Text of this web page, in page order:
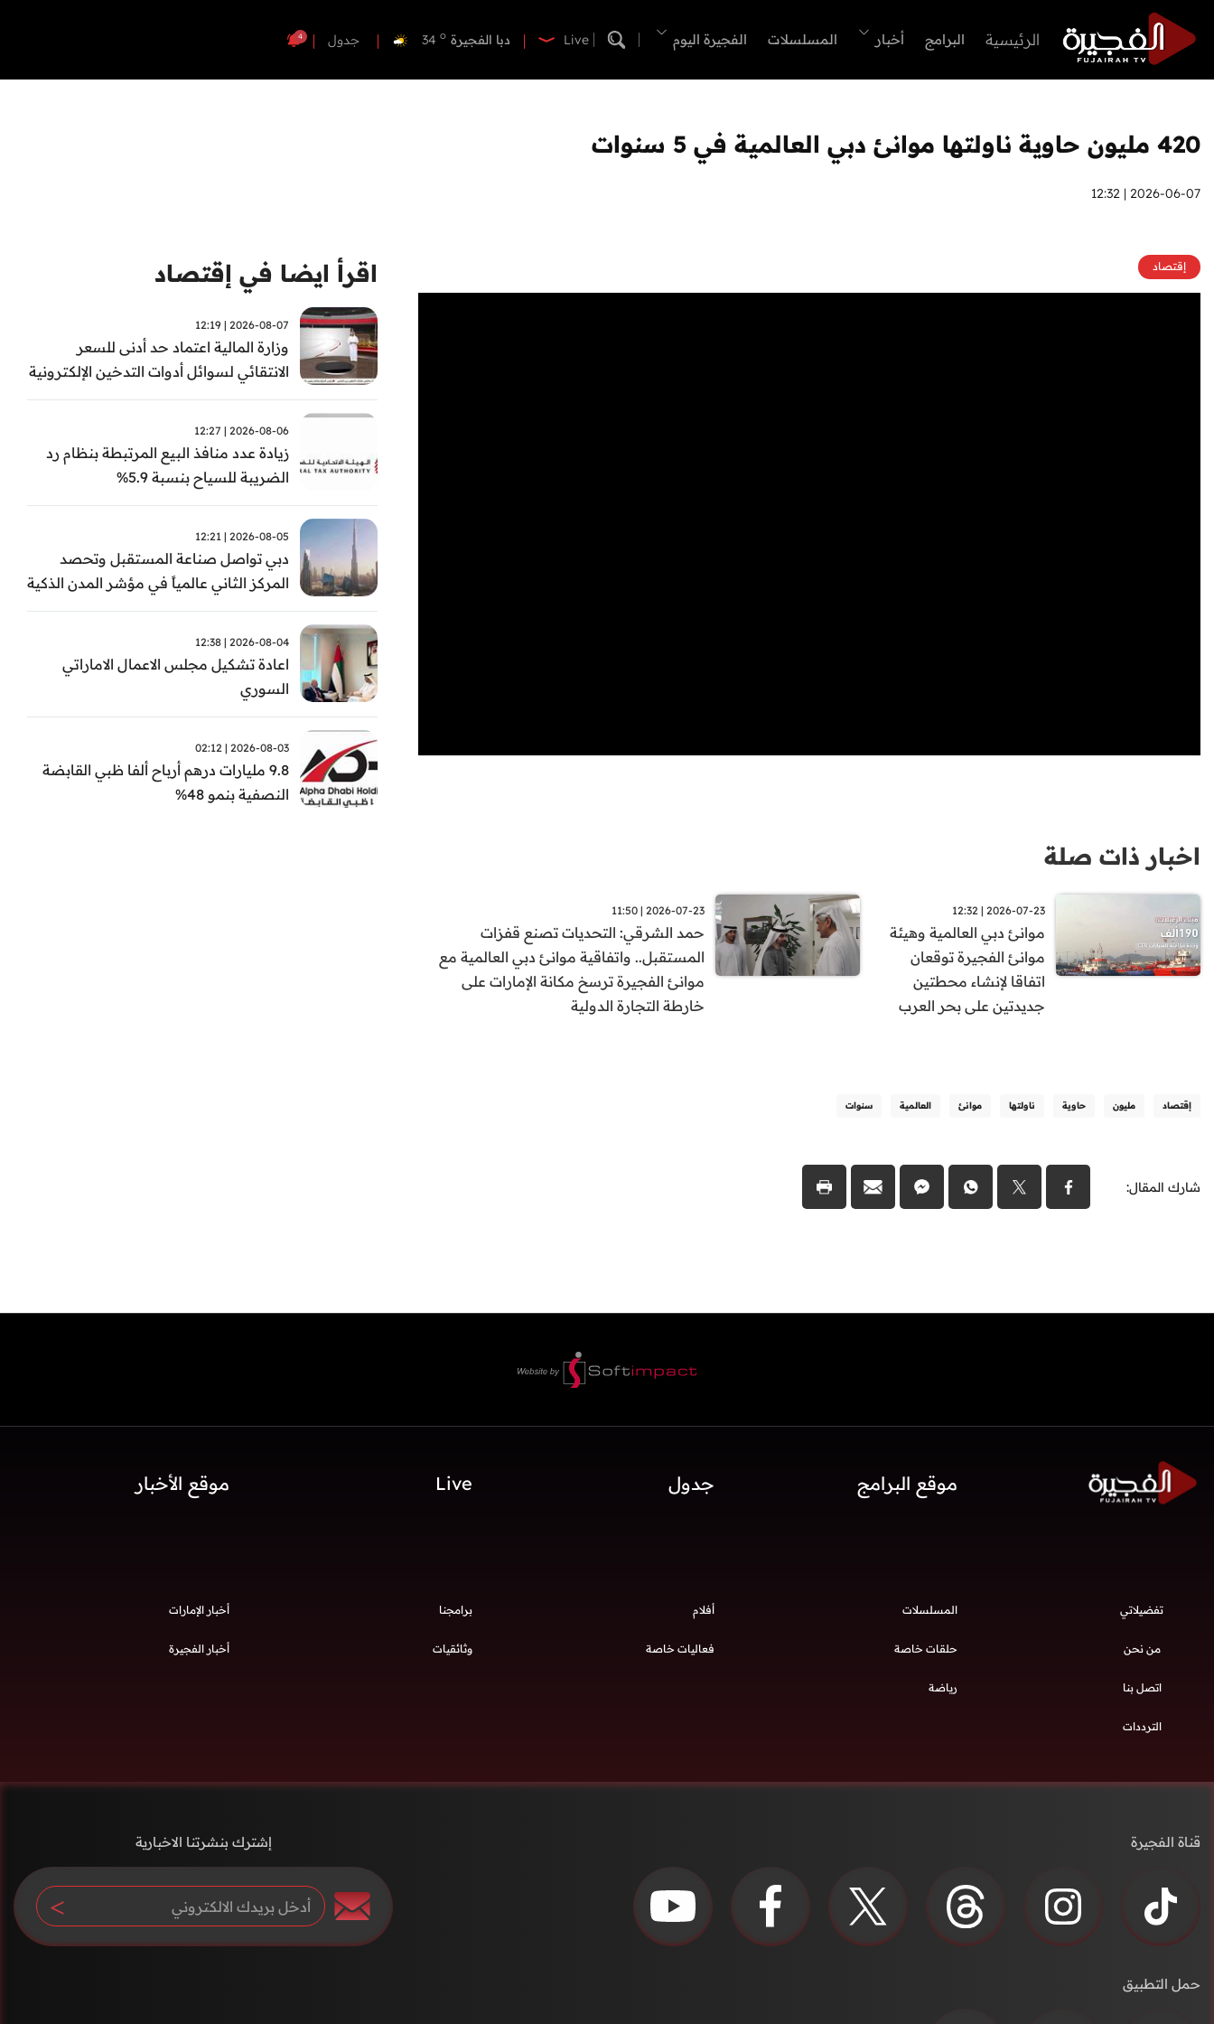
الرئيسية البرامج أخبار المسلسلات الفجيرة اليوم Live دبا الفجيرة 34 o جدول 4
420 مليون حاوية ناولتها موانئ دبي العالمية في 5 سنوات
2026-06-07 | 12:32
إقتصاد
اخبار ذات صلة
2026-07-23 | 12:32
موانئ دبي العالمية وهيئة
موانئ الفجيرة توقعان
اتفاقا لإنشاء محطتين
جديدتين على بحر العرب
2026-07-23 | 11:50
حمد الشرقي: التحديات تصنع قفزات
المستقبل.. واتفاقية موانئ دبي العالمية مع
موانئ الفجيرة ترسخ مكانة الإمارات على
خارطة التجارة الدولية
إقتصاد مليون حاوية ناولتها موانئ العالمية سنوات
شارك المقال:
اقرأ ايضا في إقتصاد
2026-08-07 | 12:19
وزارة المالية اعتماد حد أدنى للسعر
الانتقائي لسوائل أدوات التدخين الإلكترونية
من أول سبتمبر
2026-08-06 | 12:27
زيادة عدد منافذ البيع المرتبطة بنظام رد
الضريبة للسياح بنسبة 5.9%
2026-08-05 | 12:21
دبي تواصل صناعة المستقبل وتحصد
المركز الثاني عالمياً في مؤشر المدن الذكية
2026-08-04 | 12:38
اعادة تشكيل مجلس الاعمال الاماراتي
السوري
2026-08-03 | 02:12
9.8 مليارات درهم أرباح ألفا ظبي القابضة
النصفية بنمو 48%
موقع البرامج جدول Live موقع الأخبار
تفضيلاتي
من نحن
اتصل بنا
الترددات
المسلسلات أفلام برامجنا
حلقات خاصة فعاليات خاصة وثائقيات
رياضة
أخبار الإمارات
أخبار الفجيرة
قناة الفجيرة
حمل التطبيق
إشترك بنشرتنا الاخبارية